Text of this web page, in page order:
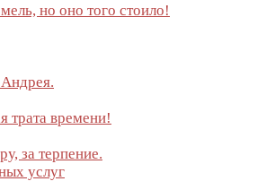
но оно того стоило!
трата времени!
за терпение.
услуг